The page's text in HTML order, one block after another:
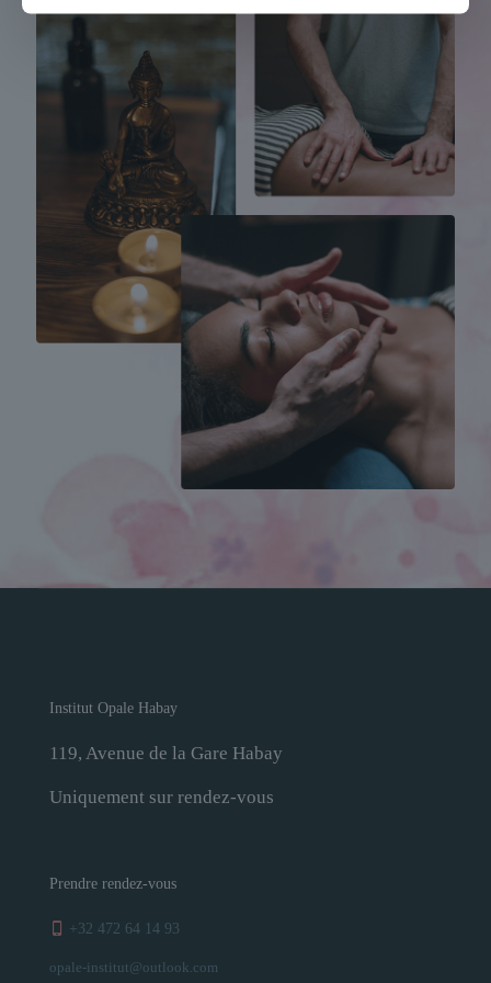
Institut Opale Habay
119, Avenue de la Gare Habay
Uniquement sur rendez-vous
Prendre rendez-vous
+32 472 64 14 93
opale-institut@outlook.com